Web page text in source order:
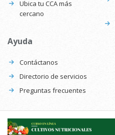
Ubica tu CCA más
cercano
Ayuda
Contáctanos
Directorio de servicios
Preguntas frecuentes